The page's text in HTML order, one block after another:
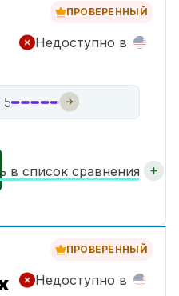
ПРОВЕРЕННЫЙ
Недоступно в
5
в список сравнения
ПРОВЕРЕННЫЙ
Недоступно в